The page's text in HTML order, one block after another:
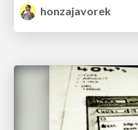
honzajavorek